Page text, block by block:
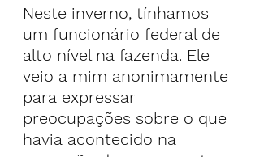
Neste inverno, tínhamos
um funcionário federal de
alto nível na fazenda. Ele
veio a mim anonimamente
para expressar
preocupações sobre o que
havia acontecido na